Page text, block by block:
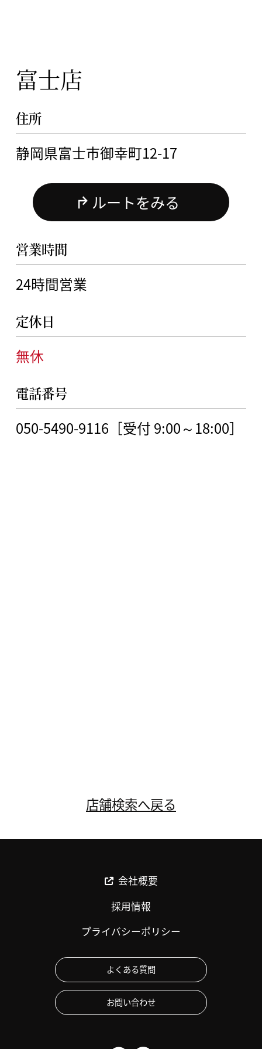
富士店
住所
静岡県富士市御幸町12-17
ルートをみる
営業時間
24時間営業
定休日
無休
電話番号
050-5490-9116［受付 9:00～18:00］
店舗検索へ戻る
会社概要
採用情報
プライバシーポリシー
よくある質問
お問い合わせ